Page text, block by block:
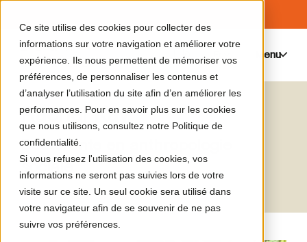
Ce site utilise des cookies pour collecter des
informations sur votre navigation et améliorer votre
expérience. Ils nous permettent de mémoriser vos
préférences, de personnaliser les contenus et
d’analyser l’utilisation du site afin d’en améliorer les
performances. Pour en savoir plus sur les cookies
que nous utilisons, consultez notre Politique de
confidentialité.
Si vous refusez l'utilisation des cookies, vos
informations ne seront pas suivies lors de votre
visite sur ce site. Un seul cookie sera utilisé dans
votre navigateur afin de se souvenir de ne pas
suivre vos préférences.
Menu
Rachel Kay
Doctorante en anthropologie
sociale